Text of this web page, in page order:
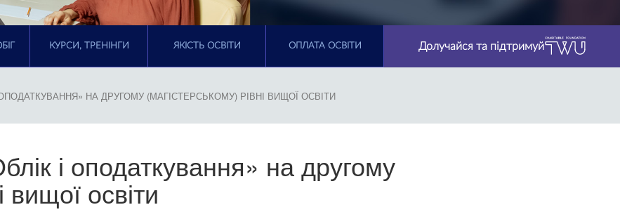
КУРСИ, ТРЕНІНГИ ЯКІСТЬ ОСВІТИ ОПЛАТА ОСВІТИ Долучайся та підтримуй
НА ДРУГОМУ (МАГІСТЕРСЬКОМУ) РІВНІ ВИЩОЇ ОСВІТИ
і оподаткування» на другому
вищої освіти